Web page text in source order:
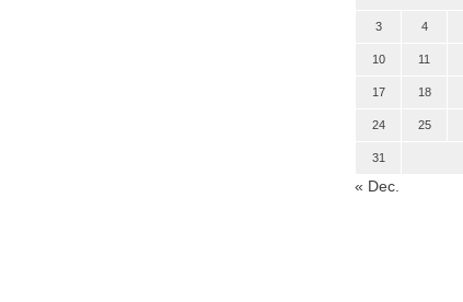
3 4
10 11
17 18
24 25
31
« Dec.